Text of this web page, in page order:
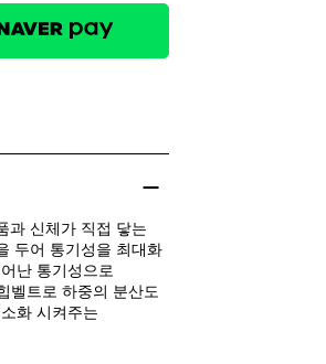
과 신체가 직접 닿는
두어 통기성을 최대화
난 통기성으로
벨트로 하중의 분산도
화 시켜주는